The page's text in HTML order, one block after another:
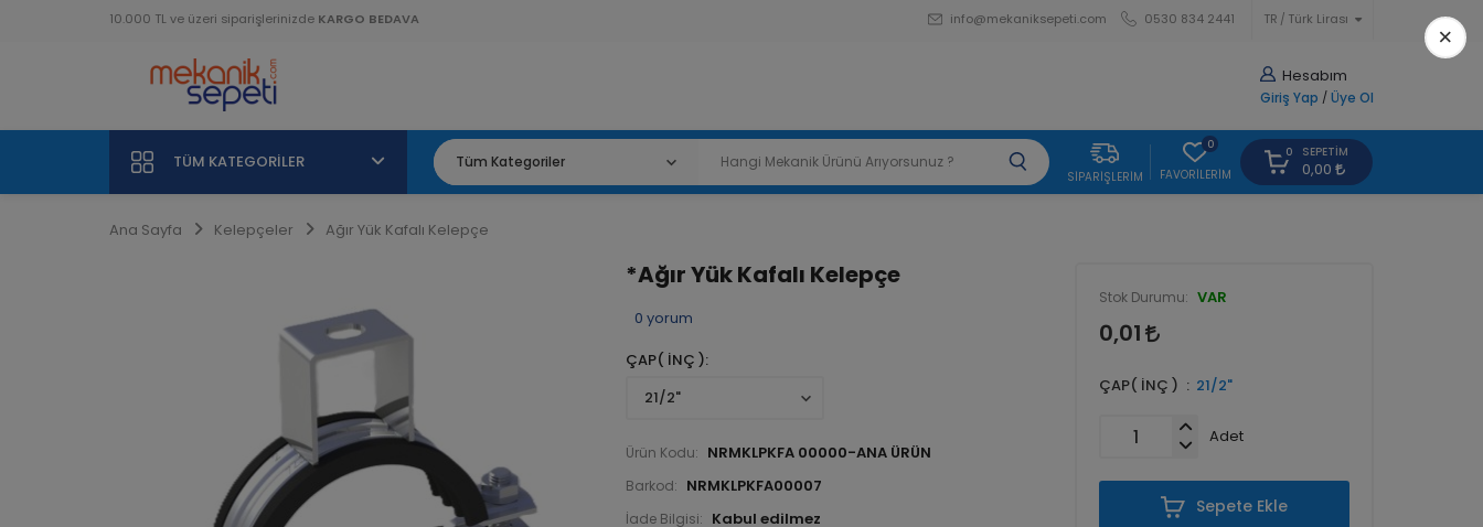
10.000 TL ve üzeri siparişlerinizde KARGO BEDAVA TR Türk Lirası
info@mekaniksepeti.com 0530 834 2441
Hesabım
Giriş Yap / Üye Ol
TÜM KATEGORILER
SIPARIŞLERIM
0
FAVORILERIM
0 SEPETIM
0,00
Ana Sayfa Kelepçeler Ağır Yük Kafalı Kelepçe
*Ağır Yük Kafalı Kelepçe
0 yorum
ÇAP( İNÇ )
Ürün Kodu: NRMKLPKFA 00000-ANA ÜRÜN
Barkod: NRMKLPKFA00007
İade Bilgisi:
Stok Durumu: VAR
0,01
ÇAP( İNÇ ) 21/2"
Adet
Sepete Ekle
×